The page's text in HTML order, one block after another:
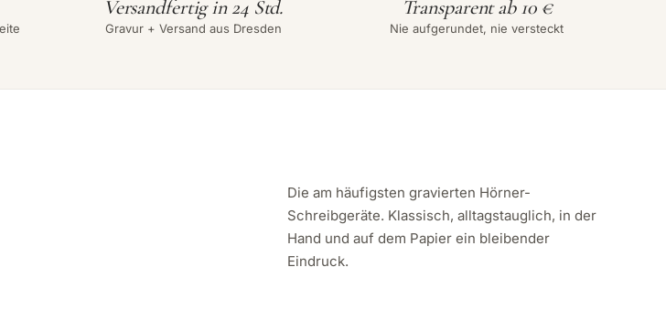
Versandfertig in 24 Std.
Gravur + Versand aus Dresden
Transparent ab 10 €
Nie aufgerundet, nie versteckt
Die am häufigsten gravierten Hörner-
Schreibgeräte. Klassisch, alltagstauglich, in der
Hand und auf dem Papier ein bleibender
Eindruck.